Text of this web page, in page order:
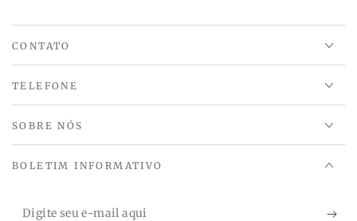
CONTATO
TELEFONE
SOBRE NÓS
BOLETIM INFORMATIVO
Digite